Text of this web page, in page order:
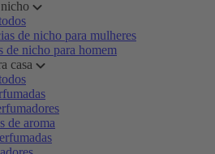
de nicho para mulheres
de nicho para homem
casa
de aroma